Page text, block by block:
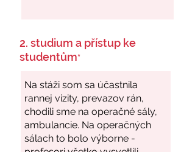
2. studium a přístup ke
studentům*